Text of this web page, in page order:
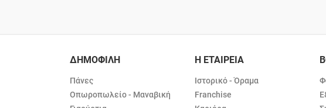
ΔΗΜΟΦΙΛΗ
Πάνες
Οπωροπωλείο - Μαναβική
Η ΕΤΑΙΡΕΙΑ
Ιστορικό - Όραμα
Franchise